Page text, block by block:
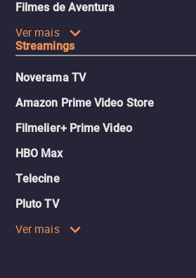
Filmes de Aventura
Ver mais
Streamings
Noverama TV
Amazon Prime Video Store
Filmelier+ Prime Video
HBO Max
Telecine
Pluto TV
Ver mais